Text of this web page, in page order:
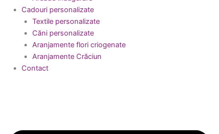
Cadouri personalizate
Textile personalizate
Căni personalizate
Aranjamente flori criogenate
Aranjamente Crăciun
Contact